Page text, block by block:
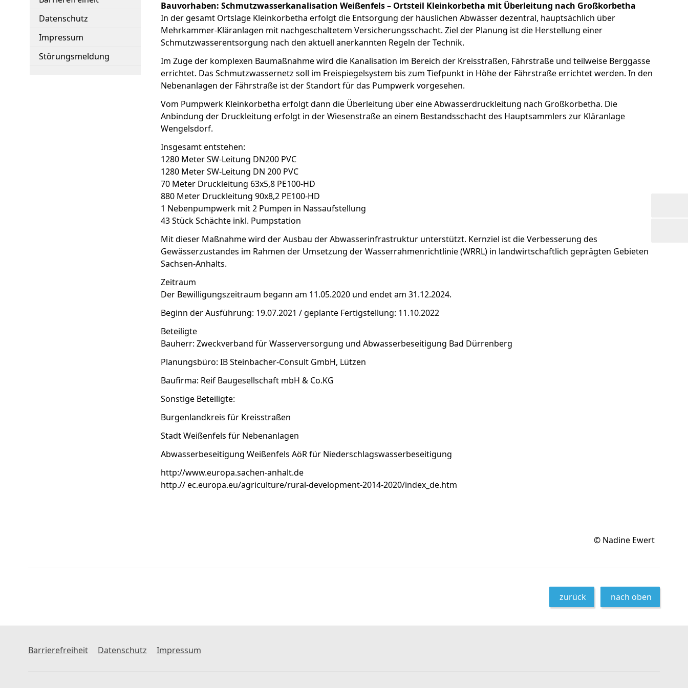
Datenschutz
Impressum
Störungsmeldung
Bauvorhaben: Schmutzwasserkanalisation Weißenfels – Ortsteil Kleinkorbetha mit Überleitung nach Großkorbetha
In der gesamt Ortslage Kleinkorbetha erfolgt die Entsorgung der häuslichen Abwässer dezentral, hauptsächlich über
Mehrkammer-Kläranlagen mit nachgeschaltetem Versicherungsschacht. Ziel der Planung ist die Herstellung einer
Schmutzwasserentsorgung nach den aktuell anerkannten Regeln der Technik.
Im Zuge der komplexen Baumaßnahme wird die Kanalisation im Bereich der Kreisstraßen, Fährstraße und teilweise Berggasse
errichtet. Das Schmutzwassernetz soll im Freispiegelsystem bis zum Tiefpunkt in Höhe der Fährstraße errichtet werden. In den
Nebenanlagen der Fährstraße ist der Standort für das Pumpwerk vorgesehen.
Vom Pumpwerk Kleinkorbetha erfolgt dann die Überleitung über eine Abwasserdruckleitung nach Großkorbetha. Die
Anbindung der Druckleitung erfolgt in der Wiesenstraße an einem Bestandsschacht des Hauptsammlers zur Kläranlage
Wengelsdorf.
Insgesamt entstehen:
1280 Meter SW-Leitung DN200 PVC
1280 Meter SW-Leitung DN 200 PVC
70 Meter Druckleitung 63x5,8 PE100-HD
880 Meter Druckleitung 90x8,2 PE100-HD
1 Nebenpumpwerk mit 2 Pumpen in Nassaufstellung
43 Stück Schächte inkl. Pumpstation
Mit dieser Maßnahme wird der Ausbau der Abwasserinfrastruktur unterstützt. Kernziel ist die Verbesserung des
Gewässerzustandes im Rahmen der Umsetzung der Wasserrahmenrichtlinie (WRRL) in landwirtschaftlich geprägten Gebieten
Sachsen-Anhalts.
Zeitraum
Der Bewilligungszeitraum begann am 11.05.2020 und endet am 31.12.2024.
Beginn der Ausführung: 19.07.2021 / geplante Fertigstellung: 11.10.2022
Beteiligte
Bauherr: Zweckverband für Wasserversorgung und Abwasserbeseitigung Bad Dürrenberg
Planungsbüro: IB Steinbacher-Consult GmbH, Lützen
Baufirma: Reif Baugesellschaft mbH & Co.KG
Sonstige Beteiligte:
Burgenlandkreis für Kreisstraßen
Stadt Weißenfels für Nebenanlagen
Abwasserbeseitigung Weißenfels AöR für Niederschlagswasserbeseitigung
http://www.europa.sachen-anhalt.de
http.// ec.europa.eu/agriculture/rural-development-2014-2020/index_de.htm
© Nadine Ewert
zurück nach oben
Barrierefreiheit Datenschutz Impressum